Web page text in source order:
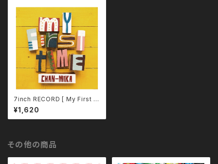
7inch RECORD [ My First Ti
me / ドレミダ〜ン！ ]
¥1,620
その他の商品